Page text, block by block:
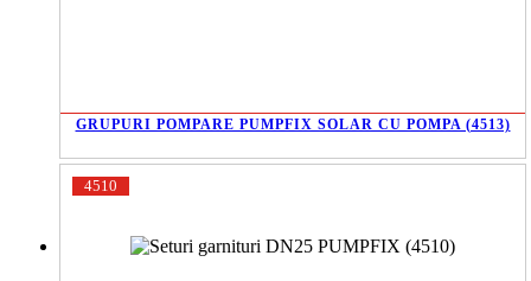
GRUPURI POMPARE PUMPFIX SOLAR CU POMPA (4513)
4510